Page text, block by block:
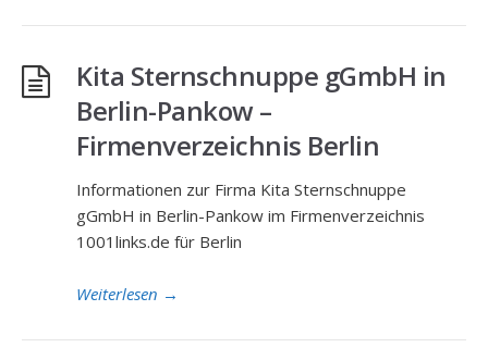
Kita Sternschnuppe gGmbH in
Berlin-Pankow –
Firmenverzeichnis Berlin
Informationen zur Firma Kita Sternschnuppe
gGmbH in Berlin-Pankow im Firmenverzeichnis
1001links.de für Berlin
Weiterlesen →